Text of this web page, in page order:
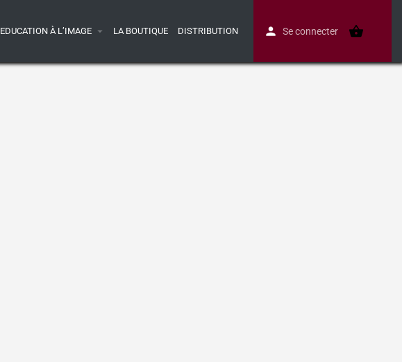
EDUCATION À L’IMAGE LA BOUTIQUE DISTRIBUTION Se connecter